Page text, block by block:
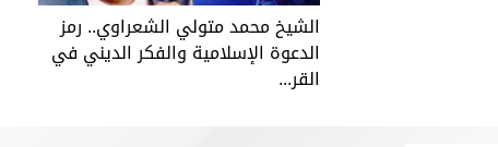
الشيخ محمد متولي الشعراوي.. رمز
الدعوة الإسلامية والفكر الديني في
القر...